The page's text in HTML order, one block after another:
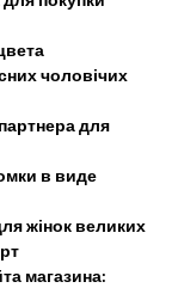
чоловічих
для
в виде
жінок великих
магазина: